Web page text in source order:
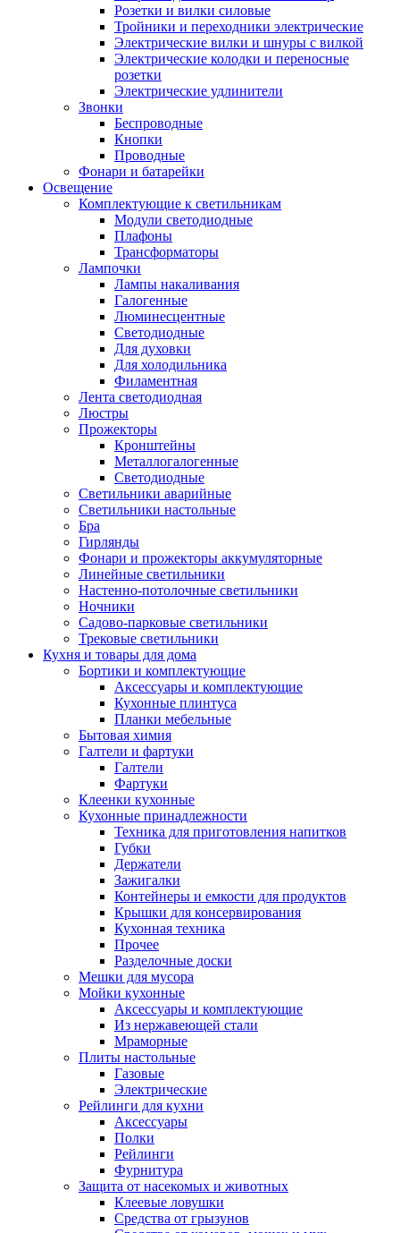
Розетки и вилки силовые
Тройники и переходники электрические
Электрические вилки и шнуры с вилкой
Электрические колодки и переносные
розетки
Электрические удлинители
Звонки
Беспроводные
Кнопки
Проводные
Фонари и батарейки
Освещение
Комплектующие к светильникам
Модули светодиодные
Плафоны
Трансформаторы
Лампочки
Лампы накаливания
Галогенные
Люминесцентные
Светодиодные
Для духовки
Для холодильника
Филаментная
Лента светодиодная
Люстры
Прожекторы
Кронштейны
Металлогалогенные
Светодиодные
Светильники аварийные
Светильники настольные
Бра
Гирлянды
Фонари и прожекторы аккумуляторные
Линейные светильники
Настенно-потолочные светильники
Ночники
Садово-парковые светильники
Трековые светильники
Кухня и товары для дома
Бортики и комплектующие
Аксессуары и комплектующие
Кухонные плинтуса
Планки мебельные
Бытовая химия
Галтели и фартуки
Галтели
Фартуки
Клеенки кухонные
Кухонные принадлежности
Техника для приготовления напитков
Губки
Держатели
Зажигалки
Контейнеры и емкости для продуктов
Крышки для консервирования
Кухонная техника
Прочее
Разделочные доски
Мешки для мусора
Мойки кухонные
Аксессуары и комплектующие
Из нержавеющей стали
Мраморные
Плиты настольные
Газовые
Электрические
Рейлинги для кухни
Аксессуары
Полки
Рейлинги
Фурнитура
Защита от насекомых и животных
Клеевые ловушки
Средства от грызунов